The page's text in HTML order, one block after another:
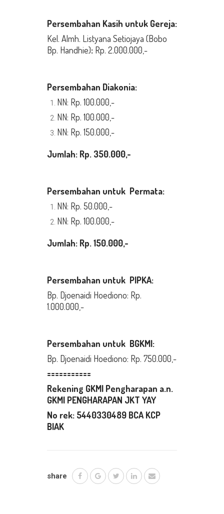
Persembahan Kasih untuk Gereja:
Kel. Almh. Listyana Setiojaya (Bobo
Bp. Handhie): Rp. 2.000.000,-
Persembahan Diakonia:
NN: Rp. 100.000,-
NN: Rp. 100.000,-
NN: Rp. 150.000,-
Jumlah: Rp. 350.000,-
Persembahan untuk Permata:
NN: Rp. 50.000,-
NN: Rp. 100.000,-
Jumlah: Rp.150.000,-
Persembahan untuk PIPKA:
Bp. Djoenaidi Hoediono: Rp.
1.000.000,-
Persembahan untuk BGKMI:
Bp. Djoenaidi Hoediono: Rp. 750.000,-
===========
Rekening GKMI Pengharapan a.n.
GKMI PENGHARAPAN JKT YAY
No rek: 5440330489 BCA KCP
BIAK
share